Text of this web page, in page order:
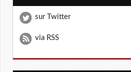
sur Twitter
via RSS